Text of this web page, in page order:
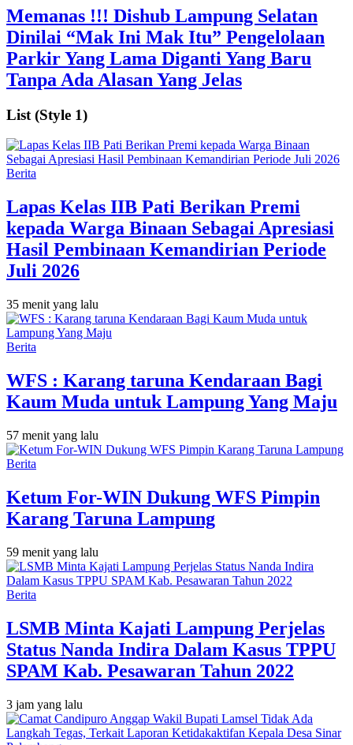
Memanas !!! Dishub Lampung Selatan
Dinilai “Mak Ini Mak Itu” Pengelolaan
Parkir Yang Lama Diganti Yang Baru
Tanpa Ada Alasan Yang Jelas
List (Style 1)
Berita
Lapas Kelas IIB Pati Berikan Premi
kepada Warga Binaan Sebagai Apresiasi
Hasil Pembinaan Kemandirian Periode
Juli 2026
35 menit yang lalu
Berita
WFS : Karang taruna Kendaraan Bagi
Kaum Muda untuk Lampung Yang Maju
57 menit yang lalu
Berita
Ketum For-WIN Dukung WFS Pimpin
Karang Taruna Lampung
59 menit yang lalu
Berita
LSMB Minta Kajati Lampung Perjelas
Status Nanda Indira Dalam Kasus TPPU
SPAM Kab. Pesawaran Tahun 2022
3 jam yang lalu